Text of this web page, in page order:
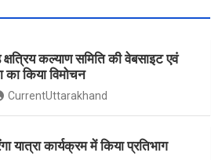
कल्याण समिति की वेबसाइट एवं
का किया विमोचन
CurrentUttarakhand
यात्रा कार्यक्रम में किया प्रतिभाग